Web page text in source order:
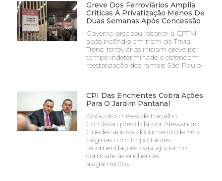
Greve Dos Ferroviários Amplia
Críticas À Privatização Menos De
Duas Semanas Após Concessão
Governo precisou recorrer à CPTM
após incêndio em trem da Trivia
Trens; ferroviários iniciam greve por
tempo indeterminado e defendem
reestatização dos ramais São Paulo
CPI Das Enchentes Cobra Ações
Para O Jardim Pantanal
Após oito meses de trabalho,
Comissão presidida por Alessandro
Guedes aprova documento de 364
páginas com importantes
recomendações para ajudar no
combate às enchentes,
alagamentos